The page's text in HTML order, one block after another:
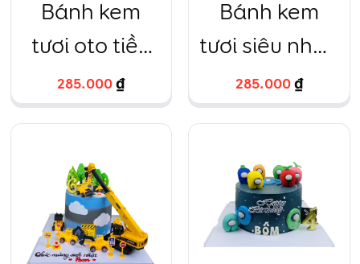
Bánh kem
tươi oto tiền
đô xám
285.000₫
Bánh kem
tươi siêu nhân
in ảnh
285.000₫